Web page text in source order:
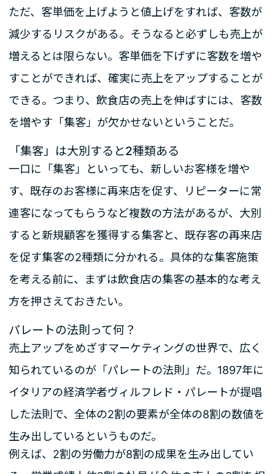
ただ、客単価を上げようと値上げをすれば、客数が
減少するリスクがある。そうなると必ずしも売上が
増えるとは限らない。客単価を下げずに客数を増や
すことができれば、確実に売上をアップすることが
できる。つまり、飲食店の売上を伸ばすには、客数
を増やす「集客」が欠かせないということだ。
「集客」は大別すると2種類ある
一口に「集客」といっても、新しいお客様を増や
す、既存のお客様に再来店を促す、リピーターに常
連客になってもらうなど複数の方法があるが、大別
すると新規顧客を獲得する集客と、既存客の再来店
を促す集客の2種類に分かれる。具体的な集客施策
を考える前に、まずは飲食店の集客の基本的な考え
方を押さえておきたい。
パレートの法則って何？
売上アップをめざすマーケティングの世界で、広く
知られているのが「パレートの法則」だ。1897年に
イタリアの経済学者ヴィルフレド・パレートが提唱
した法則で、全体の2割の要素が全体の8割の数値を
生み出しているというものだ。
例えば、2割の労働力が8割の成果を生み出してい